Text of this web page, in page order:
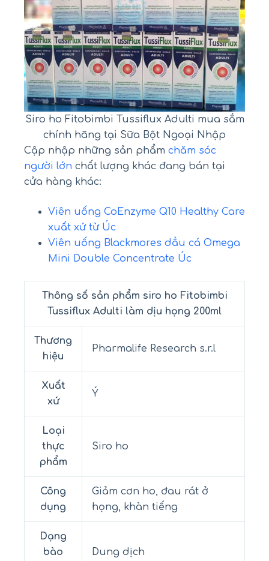
Siro ho Fitobimbi Tussiflux Adulti mua sắm
chính hãng tại Sữa Bột Ngoại Nhập
Cập nhập những sản phẩm chăm sóc
người lớn chất lượng khác đang bán tại
cửa hàng khác:
Viên uống CoEnzyme Q10 Healthy Care
xuất xứ từ Úc
Viên uống Blackmores dầu cá Omega
Mini Double Concentrate Úc
Thông số sản phẩm siro ho Fitobimbi
Tussiflux Adulti làm dịu họng 200ml
Thương
hiệu
Pharmalife Research s.r.l
Xuất
xứ
Ý
Loại
thực
phẩm
Siro ho
Công
dụng
Giảm cơn ho, đau rát ở
họng, khàn tiếng
Dạng
bào
Dung dịch